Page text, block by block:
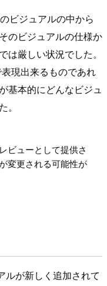
ビジュアルの中から
のビジュアルの仕様か
は厳しい状況でした。
現出来るものであれ
基本的にどんなビジュ
ビューとして提供さ
変更される可能性が
ルが新しく追加されて